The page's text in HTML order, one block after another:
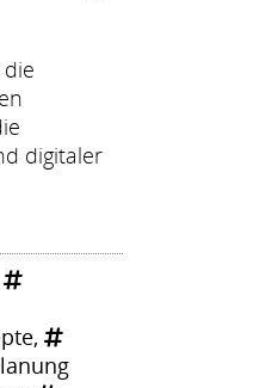
digitaler
,